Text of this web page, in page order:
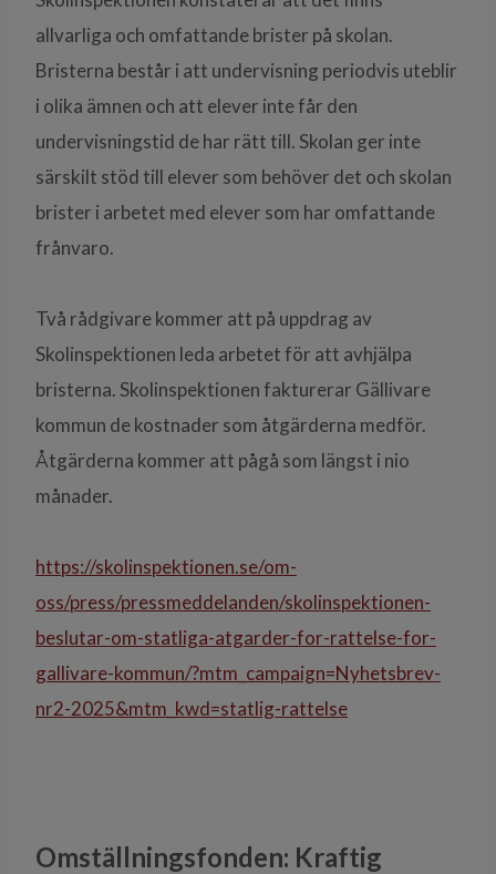
allvarliga och omfattande brister på skolan.
Bristerna består i att undervisning periodvis uteblir
i olika ämnen och att elever inte får den
undervisningstid de har rätt till. Skolan ger inte
särskilt stöd till elever som behöver det och skolan
brister i arbetet med elever som har omfattande
frånvaro.
Två rådgivare kommer att på uppdrag av
Skolinspektionen leda arbetet för att avhjälpa
bristerna. Skolinspektionen fakturerar Gällivare
kommun de kostnader som åtgärderna medför.
Åtgärderna kommer att pågå som längst i nio
månader.
https://skolinspektionen.se/om-
oss/press/pressmeddelanden/skolinspektionen-
beslutar-om-statliga-atgarder-for-rattelse-for-
gallivare-kommun/?mtm_campaign=Nyhetsbrev-
nr2-2025&mtm_kwd=statlig-rattelse
Omställningsfonden: Kraftig